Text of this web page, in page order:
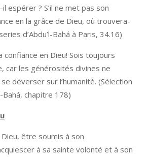
espérer ? S’il ne met pas son
en la grâce de Dieu, où trouvera-
d’Abdu’l-Bahá à Paris, 34.16)
confiance en Dieu! Sois toujours
car les générosités divines ne
déverser sur l’humanité. (Sélection
Bahá, chapitre 178)
être soumis à son
à sa sainte volonté et à son